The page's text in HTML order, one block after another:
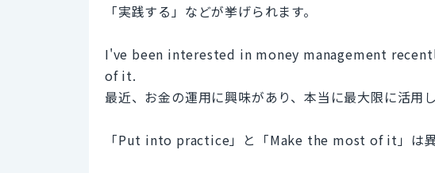
「実践する」などが挙げられます。
I've been interested in money management
of it.
最近、お金の運用に興味があり、本当に最大限に活用
「Put into practice」と「Make the most of it」は異